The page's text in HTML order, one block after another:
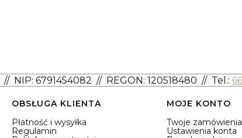
// NIP: 6791454082 // REGON: 120518480 // Tel.:
OBSŁUGA KLIENTA
Płatność i wysyłka
Regulamin
MOJE KONTO
Twoje zamówienia
Ustawienia konta